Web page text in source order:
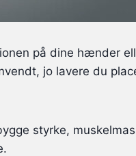
på dine hænder
jo lavere du
styrke,